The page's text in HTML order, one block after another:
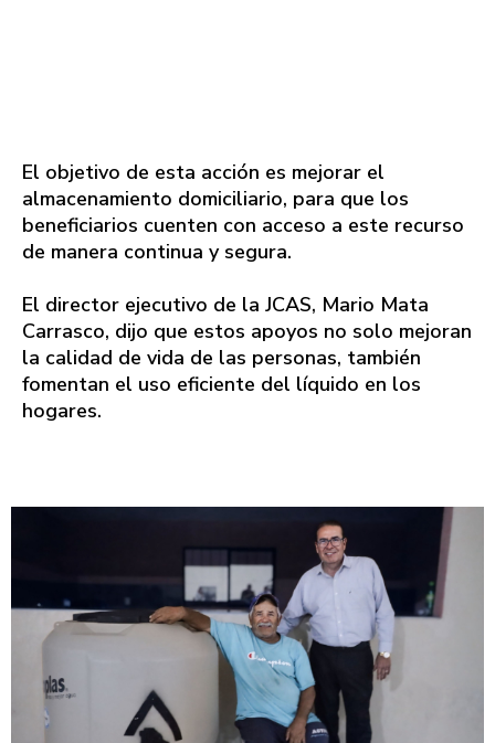
El objetivo de esta acción es mejorar el
almacenamiento domiciliario, para que los
beneficiarios cuenten con acceso a este recurso
de manera continua y segura.
El director ejecutivo de la JCAS, Mario Mata
Carrasco, dijo que estos apoyos no solo mejoran
la calidad de vida de las personas, también
fomentan el uso eficiente del líquido en los
hogares.